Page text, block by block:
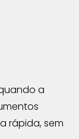
a
rápida, sem